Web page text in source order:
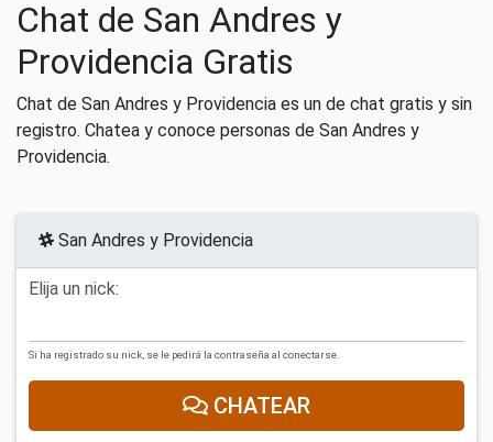
Chat de San Andres y
Providencia Gratis
Chat de San Andres y Providencia es un de chat gratis y sin
registro. Chatea y conoce personas de San Andres y
Providencia.
San Andres y Providencia
Elija un nick:
Si ha registrado su nick, se le pedirá la contraseña al conectarse.
CHATEAR